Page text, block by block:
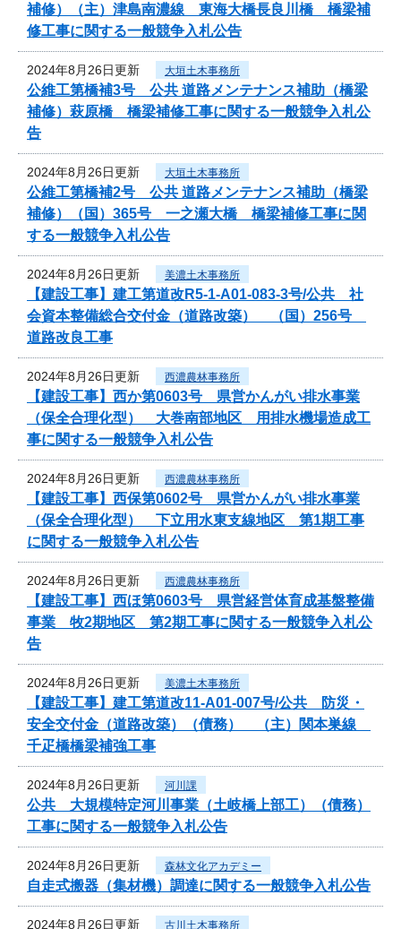
補修）（主）津島南濃線 東海大橋長良川橋 橋梁補
修工事に関する一般競争入札公告
2024年8月26日更新 大垣土木事務所
公維工第橋補3号 公共 道路メンテナンス補助（橋梁
補修）萩原橋 橋梁補修工事に関する一般競争入札公
告
2024年8月26日更新 大垣土木事務所
公維工第橋補2号 公共 道路メンテナンス補助（橋梁
補修）（国）365号 一之瀬大橋 橋梁補修工事に関
する一般競争入札公告
2024年8月26日更新 美濃土木事務所
【建設工事】建工第道改R5-1-A01-083-3号/公共 社
会資本整備総合交付金（道路改築） （国）256号
道路改良工事
2024年8月26日更新 西濃農林事務所
【建設工事】西か第0603号 県営かんがい排水事業
（保全合理化型） 大巻南部地区 用排水機場造成工
事に関する一般競争入札公告
2024年8月26日更新 西濃農林事務所
【建設工事】西保第0602号 県営かんがい排水事業
（保全合理化型） 下立用水東支線地区 第1期工事
に関する一般競争入札公告
2024年8月26日更新 西濃農林事務所
【建設工事】西ほ第0603号 県営経営体育成基盤整備
事業 牧2期地区 第2期工事に関する一般競争入札公
告
2024年8月26日更新 美濃土木事務所
【建設工事】建工第道改11-A01-007号/公共 防災・
安全交付金（道路改築）（債務） （主）関本巣線
千疋橋橋梁補強工事
2024年8月26日更新 河川課
公共 大規模特定河川事業（土岐橋上部工）（債務）
工事に関する一般競争入札公告
2024年8月26日更新 森林文化アカデミー
自走式搬器（集材機）調達に関する一般競争入札公告
2024年8月26日更新 古川土木事務所